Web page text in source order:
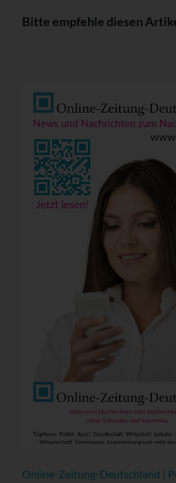
Bitte empfehle diesen
Online-Zeitung-Deutschland |